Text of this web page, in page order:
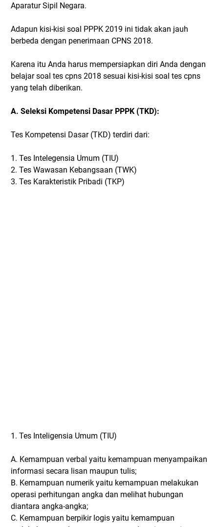
Aparatur Sipil Negara.
Adapun kisi-kisi soal PPPK 2019 ini tidak akan jauh
berbeda dengan penerimaan CPNS 2018.
Karena itu Anda harus mempersiapkan diri Anda dengan
belajar soal tes cpns 2018 sesuai kisi-kisi soal tes cpns
yang telah diberikan.
A. Seleksi Kompetensi Dasar PPPK (TKD):
Tes Kompetensi Dasar (TKD) terdiri dari:
1. Tes Intelegensia Umum (TIU)
2. Tes Wawasan Kebangsaan (TWK)
3. Tes Karakteristik Pribadi (TKP)
1. Tes Inteligensia Umum (TIU)
A. Kemampuan verbal yaitu kemampuan menyampaikan
informasi secara lisan maupun tulis;
B. Kemampuan numerik yaitu kemampuan melakukan
operasi perhitungan angka dan melihat hubungan
diantara angka-angka;
C. Kemampuan berpikir logis yaitu kemampuan